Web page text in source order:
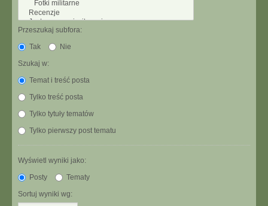
Przeszukaj subfora:
Tak
Nie
Szukaj w:
Temat i treść posta
Tylko treść posta
Tylko tytuły tematów
Tylko pierwszy post tematu
Wyświetl wyniki jako:
Posty
Tematy
Sortuj wyniki wg: